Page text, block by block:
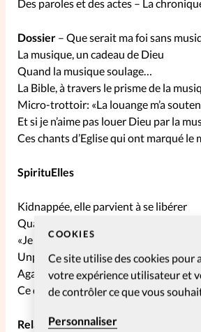
COOKIES
Ce site utilise des cookies pour
votre expérience utilisateur et
de contrôler ce que vous
Personnaliser
Mon compte
Changement d'adresse
Nous contacter
Des paroles et des actes – La
Dossier – Que serait ma foi sans
La musique, un cadeau de Dieu
Quand la musique soulage…
La Bible, à travers le prisme de la
Micro-trottoir: «La louange m’a
Et si je n’aime pas louer Dieu par la
Ces chants d’Eglise qui ont marqué le
SpirituElles
Kidnappée, elle parvient à se libérer
Quand je suis fâchée contre Dieu…
«Je ne peux plus me passer de Jésus!»
Unplanned
Agar, une esclave valorisée par Dieu
Ce qui est vrai – La chronique
RelationnElles